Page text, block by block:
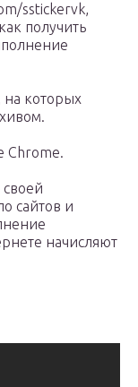
sstickervk,
получить
на которых
Chrome.
своей
сайтов и
начисляют